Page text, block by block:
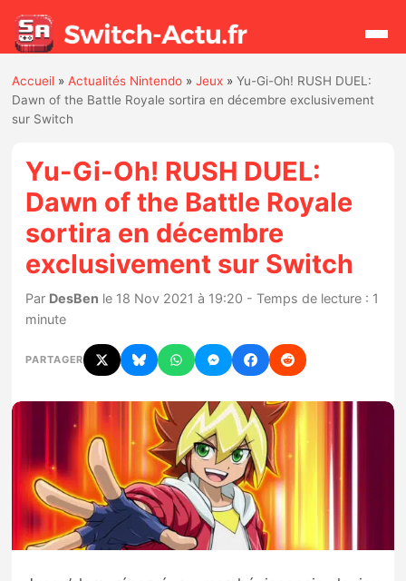
Rechercher
Actualités
Jeux
Hardware
Mises à jour
Chiffres de ventes
Rumeurs
Nintendo Direct
Tests et previews
Tests de jeux
Accueil »Actualités Nintendo »Jeux »Yu-Gi-Oh! RUSH DUEL:
Dawn of the Battle Royale sortira en décembre exclusivement
sur Switch
Yu-Gi-Oh! RUSH DUEL:
Dawn of the Battle Royale
sortira en décembre
exclusivement sur Switch
Par DesBen le 18 Nov 2021 à 19:20 - Temps de lecture : 1
minute
PARTAGER